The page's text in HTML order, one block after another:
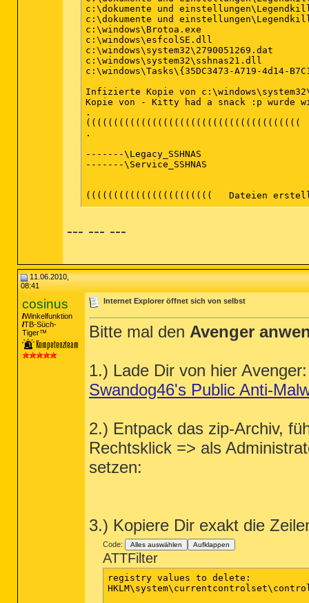
--- --- ---
11.06.2010,
08:41
cosinus
Winkelfunktion
TB-Süch-
Tiger™
Internet Explorer öffnet sich von selbst
Bitte mal den Avenger
1.) Lade Dir von hier Avenger:
Swandog46's Public Anti-
2.) Entpack das zip-Archiv,
Rechtsklick => als
setzen:
3.) Kopiere Dir exakt die
Code: Alles auswählen Aufklappen
ATTFilter
registry values to delete: